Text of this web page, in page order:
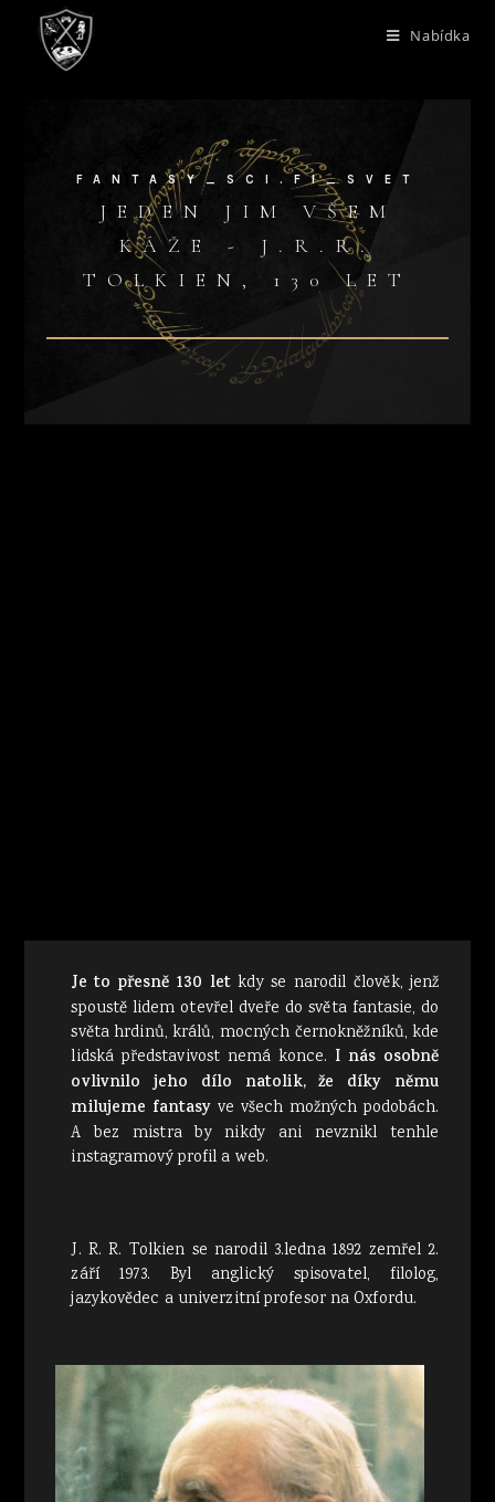
Nabídka
FANTASY_SCI.FI_SVET
JEDEN JIM VŠEM
KÁŽE - J.R.R.
TOLKIEN, 130 LET
Je to přesně 130 letkdy se narodil člověk, jenž
spoustě lidem otevřel dveře do světa fantasie, do
světa hrdinů, králů, mocných černokněžníků, kde
lidská představivost nemá konce. I nás osobně
ovlivnilo jeho dílo natolik, že díky němu
milujeme fantasy ve všech možných podobách.
A bez mistra by nikdy ani nevznikl tenhle
instagramový profil a web.
J. R. R. Tolkien se narodil 3.ledna 1892 zemřel 2.
září 1973. Byl anglický spisovatel, filolog,
jazykovědec a univerzitní profesor na Oxfordu.